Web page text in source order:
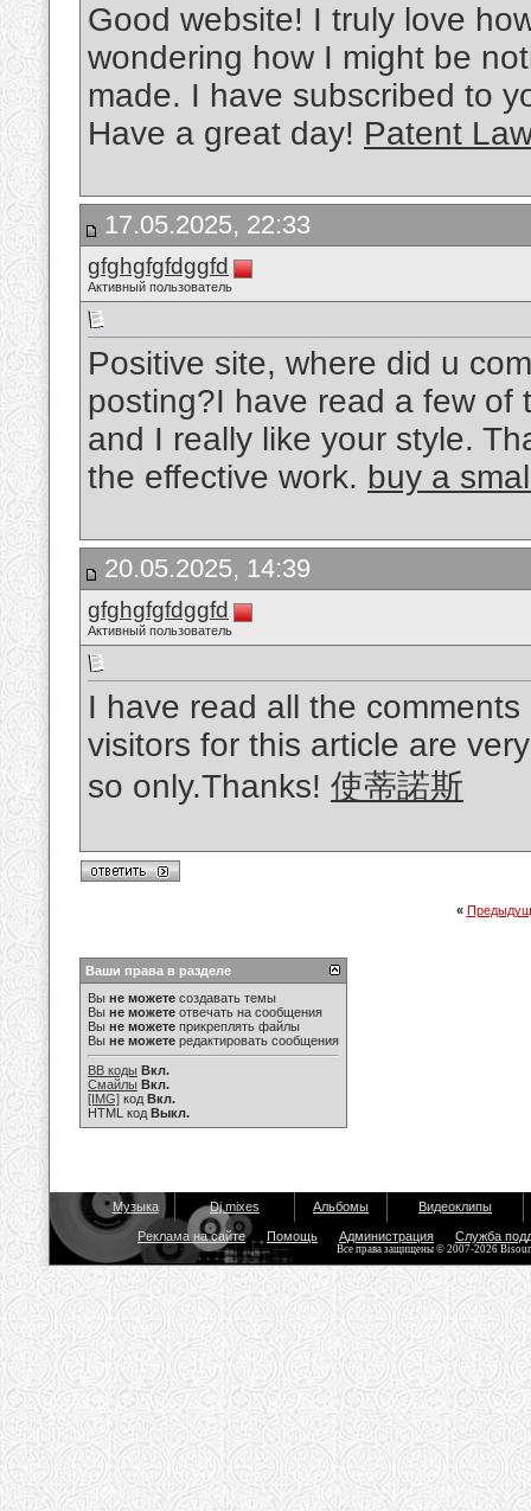
Good website! I truly love
wondering how I might be
made. I have subscribed to
Have a great day! Patent
17.05.2025, 22:33
gfghgfgfdggfd
Активный пользователь
Positive site, where did u
posting?I have read a few of
and I really like your style.
the effective work. buy a
20.05.2025, 14:39
gfghgfgfdggfd
Активный пользователь
I have read all the
visitors for this article are
so only.Thanks! 使蒂諾斯
«
Ваши права в разделе
Вы не можете создавать темы
Вы не можете отвечать на сообщения
Вы не можете прикреплять файлы
Вы не можете редактировать сообщения
BB коды Вкл.
Смайлы Вкл.
[IMG] код Вкл.
HTML код Выкл.
Музыка Dj mixes Альбомы Видеоклипы
Реклама на сайте Помощь Администрация Служба
Все права защищены © 2007-2026